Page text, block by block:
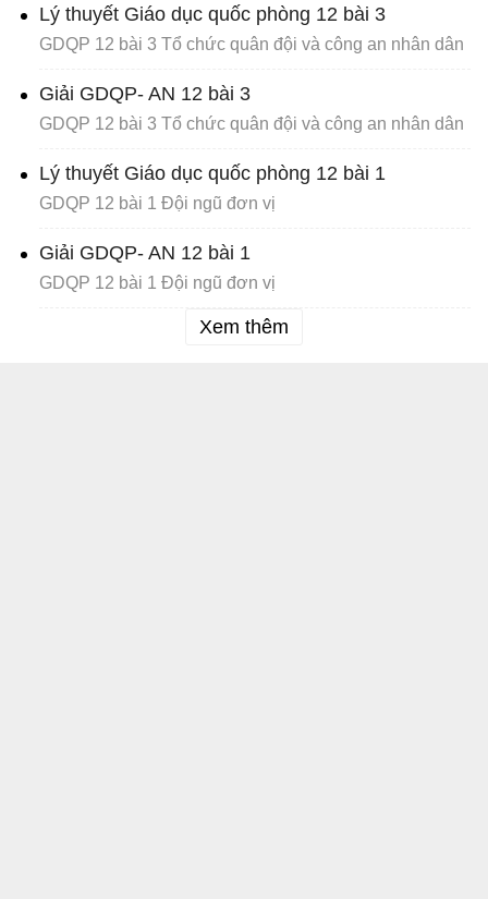
Lý thuyết Giáo dục quốc phòng 12 bài 3
GDQP 12 bài 3 Tổ chức quân đội và công an nhân dân
Giải GDQP- AN 12 bài 3
GDQP 12 bài 3 Tổ chức quân đội và công an nhân dân
Lý thuyết Giáo dục quốc phòng 12 bài 1
GDQP 12 bài 1 Đội ngũ đơn vị
Giải GDQP- AN 12 bài 1
GDQP 12 bài 1 Đội ngũ đơn vị
Xem thêm